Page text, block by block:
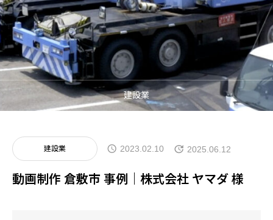
お問い合わせ
建設業
建設業 2023.02.10 2025.06.12
動画制作 倉敷市 事例｜株式会社 ヤマダ 様